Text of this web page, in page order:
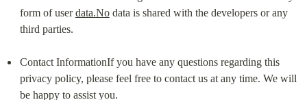
form of user data.No data is shared with the developers or any
third parties.
Contact InformationIf you have any questions regarding this
privacy policy, please feel free to contact us at any time. We will
be happy to assist you.